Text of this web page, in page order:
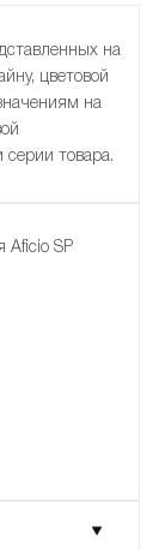
на
цветовой
на
серии товара.
Aficio SP